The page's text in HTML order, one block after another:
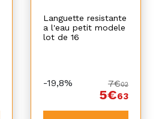
Languette resistante
a l'eau petit modele
lot de 16
-19,8% 7€02
5€63